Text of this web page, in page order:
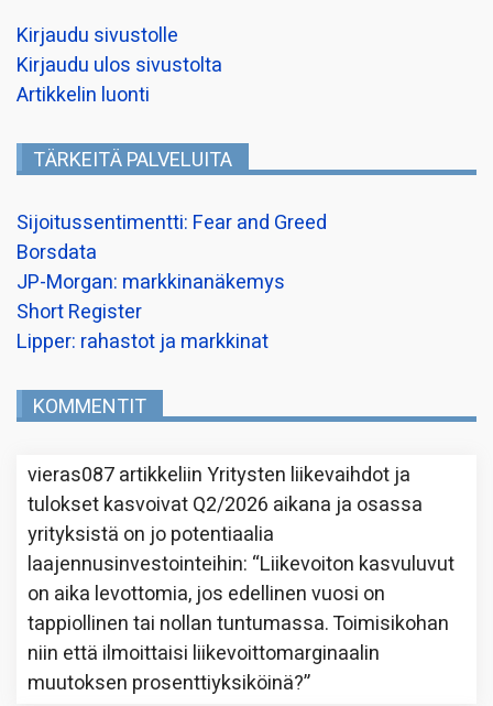
Kirjaudu sivustolle
Kirjaudu ulos sivustolta
Artikkelin luonti
TÄRKEITÄ PALVELUITA
Sijoitussentimentti: Fear and Greed
Borsdata
JP-Morgan: markkinanäkemys
Short Register
Lipper: rahastot ja markkinat
KOMMENTIT
vieras087artikkeliinYritysten liikevaihdot ja
tulokset kasvoivat Q2/2026 aikana ja osassa
yrityksistä on jo potentiaalia
laajennusinvestointeihin: “Liikevoiton kasvuluvut
on aika levottomia, jos edellinen vuosi on
tappiollinen tai nollan tuntumassa. Toimisikohan
niin että ilmoittaisi liikevoittomarginaalin
muutoksen prosenttiyksiköinä?”